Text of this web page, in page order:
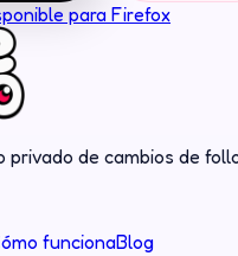
para Firefox
privado de cambios de
funcionaBlog